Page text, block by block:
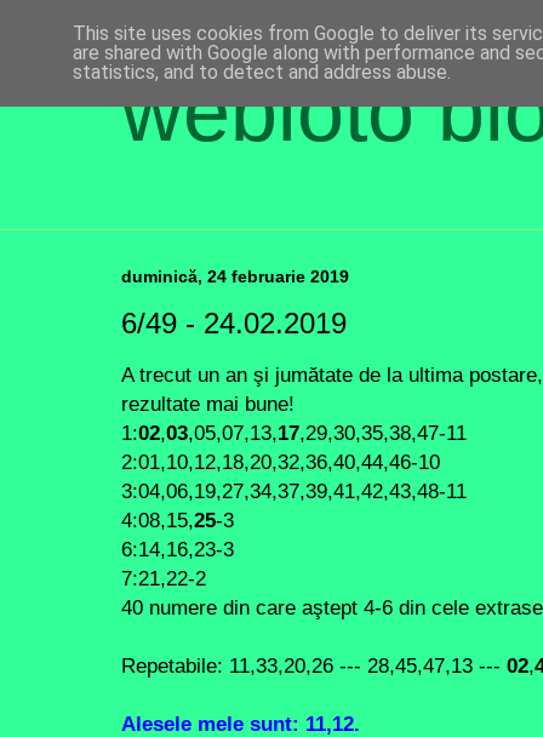
webloto
duminică, 24 februarie 2019
6/49 - 24.02.2019
A trecut un an şi jumătate de la ultima
rezultate mai bune!
1:02,03,05,07,13,17,29,30,35,38,47-11
2:01,10,12,18,20,32,36,40,44,46-10
3:04,06,19,27,34,37,39,41,42,43,48-11
4:08,15,25-3
6:14,16,23-3
7:21,22-2
40 numere din care aştept 4-6 din cele
Repetabile: 11,33,20,26 --- 28,45,47,13 --- 02,
Alesele mele sunt: 11,12.
This site uses cookies from Google to deliver its
are shared with Google along with performance and
statistics, and to detect and address abuse.